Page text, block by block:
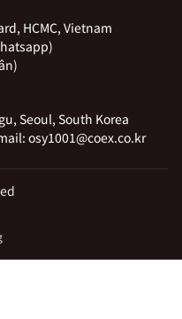
HCMC, Vietnam
Seoul, South Korea
osy1001@coex.co.kr